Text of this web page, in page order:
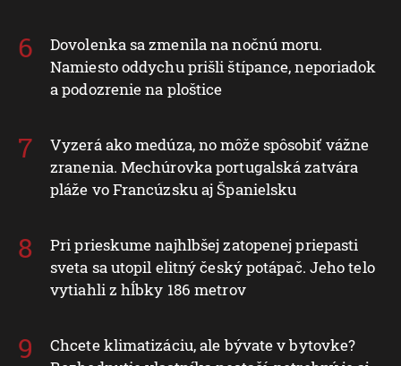
Dovolenka sa zmenila na nočnú moru.
Namiesto oddychu prišli štípance, neporiadok
a podozrenie na ploštice
Vyzerá ako medúza, no môže spôsobiť vážne
zranenia. Mechúrovka portugalská zatvára
pláže vo Francúzsku aj Španielsku
Pri prieskume najhlbšej zatopenej priepasti
sveta sa utopil elitný český potápač. Jeho telo
vytiahli z hĺbky 186 metrov
Chcete klimatizáciu, ale bývate v bytovke?